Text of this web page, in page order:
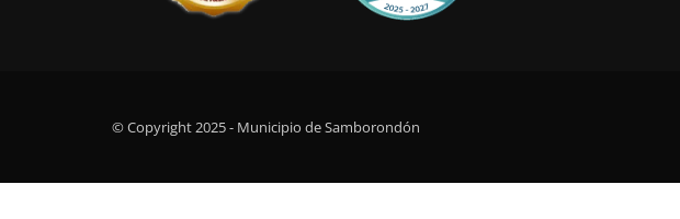
© Copyright 2025 - Municipio de Samborondón